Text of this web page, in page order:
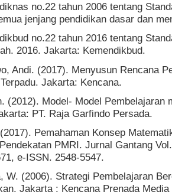
no.22 tahun 2006 tentang
jenjang pendidikan dasar dan
no.22 tahun 2016 tentang
2016. Jakarta: Kemendikbud.
Andi. (2017). Menyusun Rencana
Jakarta: Kencana.
(2012). Model- Model Pembelajaran
PT. Raja Garfindo Persada.
Pemahaman Konsep
PMRI. Jurnal Gantang
e-ISSN. 2548-5547.
W. (2006). Strategi Pembelajaran
Jakarta : Kencana Prenada Media